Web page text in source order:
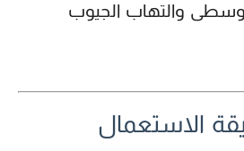
والتهاب الجيوب
الاستعمال